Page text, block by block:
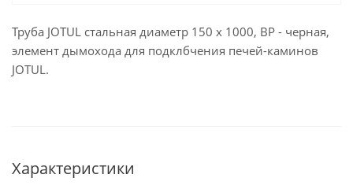
Труба JOTUL стальная диаметр 150 х 1000, ВР - черная,
элемент дымохода для подклбчения печей-каминов
JOTUL.
Характеристики